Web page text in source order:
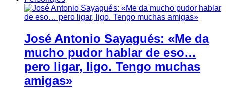
José Antonio Sayagués: «Me da
mucho pudor hablar de eso…
pero ligar, ligo. Tengo muchas
amigas»